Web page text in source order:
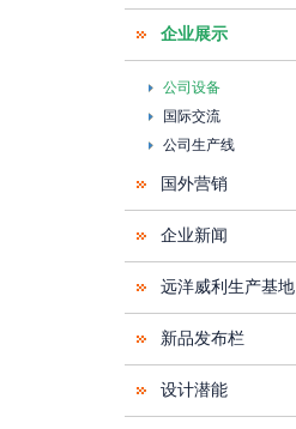
企业展示
公司设备
国际交流
公司生产线
国外营销
企业新闻
远洋威利生产基地
新品发布栏
设计潜能